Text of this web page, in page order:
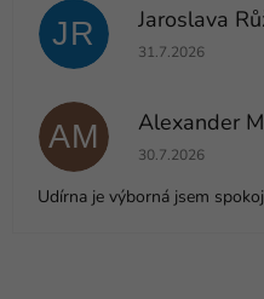
JR Jaroslava
Hodnocení
31.7.2026
AM Alexander
Hodnocení
30.7.2026
Udírna je výborná jsem